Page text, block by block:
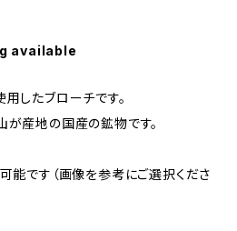
available
したブローチです。
産地の国産の鉱物です。
能です（画像を参考にご選択くださ